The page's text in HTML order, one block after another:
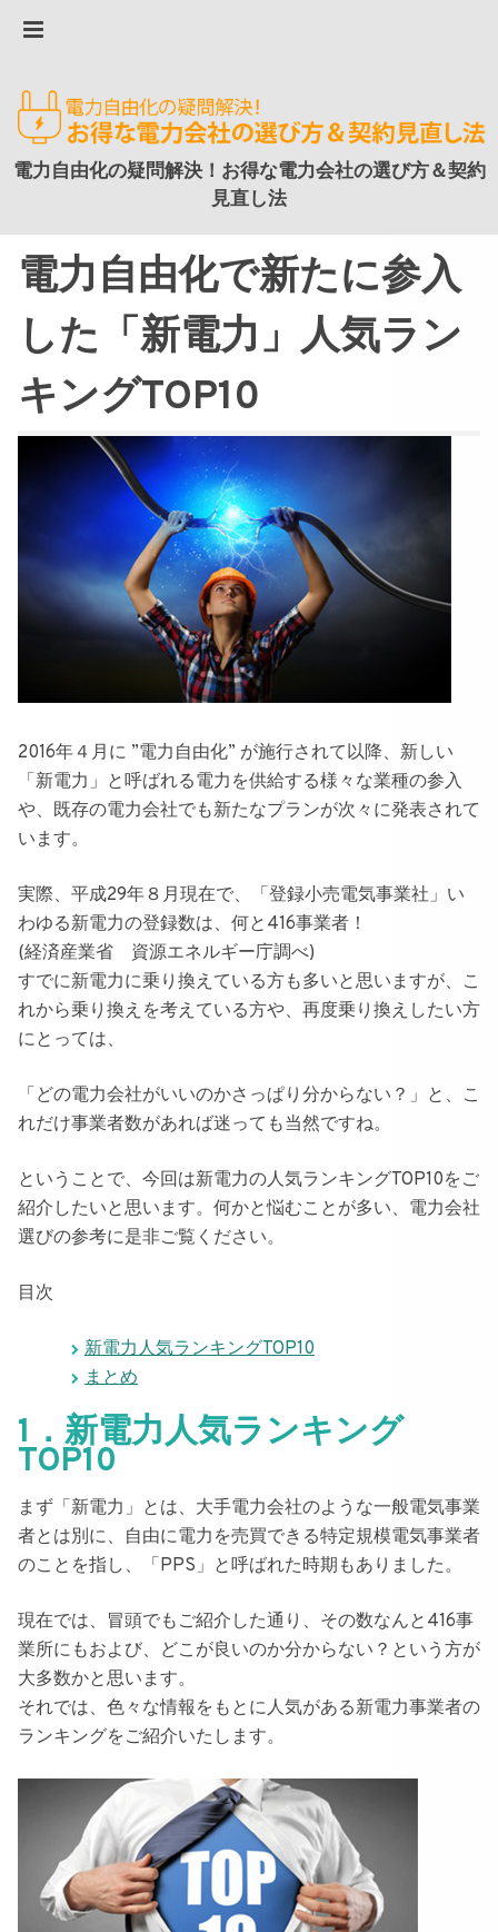
電力自由化の疑問解決！お得な電力会社の選び方＆契約
見直し法
電力自由化で新たに参入
した「新電力」人気ラン
キングTOP10
2016年４月に ”電力自由化” が施行されて以降、新しい
「新電力」 と呼ばれる電力を供給する様々な業種の参入
や、 既存の電力会社でも新たなプランが次々に発表されて
います。
実際、平成29年８月現在で、「登録小売電気事業社」い
わゆる新電力の登録数は、何と 416事業者 ！
(経済産業省 資源エネルギー庁調べ)
すでに新電力に乗り換えている方も多いと思いますが、こ
れから乗り換えを考えている方や、再度乗り換えしたい方
にとっては、
「どの電力会社がいいのかさっぱり分からない？」 と、こ
れだけ事業者数があれば迷っても当然ですね。
ということで、 今回は新電力の人気ランキングTOP10をご
紹介したいと思います。何かと悩むことが多い、電力会社
選びの参考に是非ご覧ください。
目次
新電力人気ランキングTOP10
まとめ
1．新電力人気ランキング
TOP10
まず 「新電力」 とは、大手電力会社のような一般電気事業
者とは別に、 自由に電力を売買できる特定規模電気事業者
のこと を指し、「PPS」と呼ばれた時期もありました。
現在では、冒頭でもご紹介した通り、その数なんと416事
業所にもおよび、どこが良いのか分からない？という方が
大多数かと思います。
それでは、色々な情報をもとに人気がある新電力事業者の
ランキングをご紹介いたします。